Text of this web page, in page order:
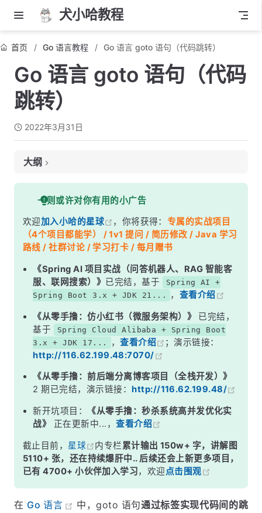
犬小哈教程
首页 Go 语言教程 Go 语言 goto 语句（代码跳转）
Go 语言 goto 语句（代码
跳转）
2022年3月31日
大纲
一、使用 goto 跳出循环
二、避免定义重复代码
一则或许对你有用的小广告
欢迎加入小哈的星球 ，你将获得： 专属的实战项目
（4个项目都能学） / 1v1 提问 / 简历修改 / Java 学习
路线 / 社群讨论 / 学习打卡 / 每月赠书
《Spring AI 项目实战（问答机器人、RAG 智能客
服、联网搜索）》 已完结，基于
Spring AI +
Spring Boot 3.x + JDK 21...
， 查看介绍
《从零手撸：仿小红书（微服务架构）》
已完结，
基于
Spring Cloud Alibaba + Spring Boot
3.x + JDK 17...
，查看介绍
；演示链接：
http://116.62.199.48:7070/
《从零手撸：前后端分离博客项目（全栈开发）》
2 期已完结，演示链接： http://116.62.199.48/
新开坑项目：
《从零手撸：秒杀系统高并发优化实
战》
正在更新中...，查看介绍
截止目前， 星球 内专栏累计输出 150w+ 字，讲解图
5110+ 张，还在持续爆肝中.. 后续还会上新更多项目，
已有 4700+ 小伙伴加入学习，欢迎点击围观
在 Go 语言 中，goto 语句通过标签实现代码间的跳